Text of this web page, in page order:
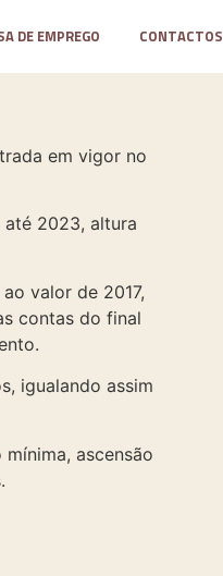
DE EMPREGO CONTACTOS
em vigor no
até 2023, altura
valor de 2017,
contas do final
igualando assim
ascensão